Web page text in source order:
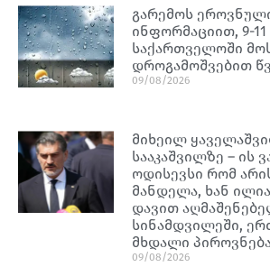
გარემოს
ინფორმაციით, 9-
საქართველოში
დროგამოშვებით
09/08/2026
მიხეილ
სააკაშვილზე – ის
ოდისევსი რომ
მანდელა, ხან
დავით
სინამდვილეში,
მხდალი
09/08/2026